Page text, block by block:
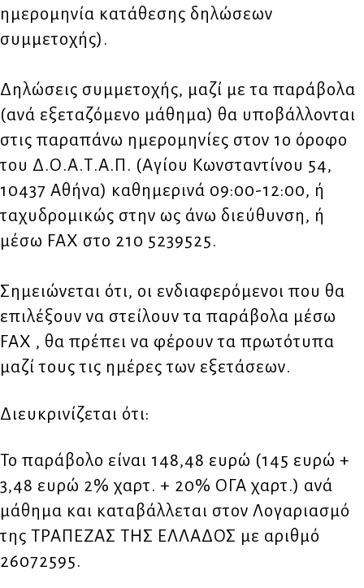
ημερομηνία κατάθεσης δηλώσεων
συμμετοχής).
Δηλώσεις συμμετοχής, μαζί με τα παράβολα
(ανά εξεταζόμενο μάθημα) θα υποβάλλονται
στις παραπάνω ημερομηνίες στον 1ο όροφο
του Δ.Ο.Α.Τ.Α.Π. (Αγίου Κωνσταντίνου 54,
10437 Αθήνα) καθημερινά 09:00-12:00, ή
ταχυδρομικώς στην ως άνω διεύθυνση, ή
μέσω FAX στο 210 5239525.
Σημειώνεται ότι, οι ενδιαφερόμενοι που θα
επιλέξουν να στείλουν τα παράβολα μέσω
FAX , θα πρέπει να φέρουν τα πρωτότυπα
μαζί τους τις ημέρες των εξετάσεων.
Διευκρινίζεται ότι:
Το παράβολο είναι 148,48 ευρώ (145 ευρώ +
3,48 ευρώ 2% χαρτ. + 20% ΟΓΑ χαρτ.) ανά
μάθημα και καταβάλλεται στον Λογαριασμό
της ΤΡΑΠΕΖΑΣ ΤΗΣ ΕΛΛΑΔΟΣ με αριθμό
26072595.